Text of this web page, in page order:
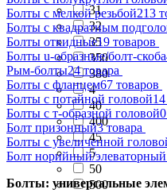
31
32
35
350
380
4
40
400
45
5
50
500
Болты с мелкой резьбой213
Болты с квадратным
Болты откидные19 товаров
Болты u-образные/болт-скоба
Рым-болты24 товара
Болты с фланцем67 товаров
Болты с потайной головой
Болты с т-образной головой
Болт призонный3 товара
Болты с увеличенной
Болт норийный/элеваторный
Болты: универсальные